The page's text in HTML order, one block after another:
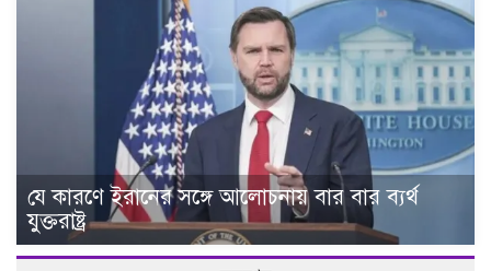
যে কারণে ইরানের সঙ্গে আলোচনায় বার বার ব্যর্থ
যুক্তরাষ্ট্র